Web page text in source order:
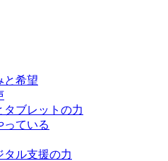
と希望
タブレットの力
っている
タル支援の力